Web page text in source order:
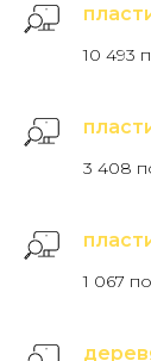
10 493
3 408
1 067